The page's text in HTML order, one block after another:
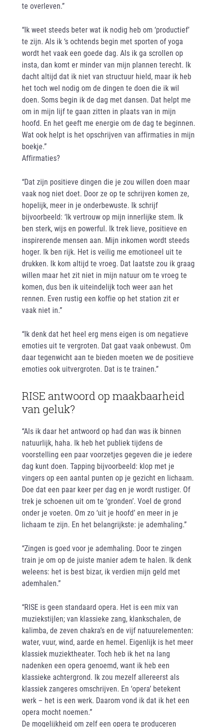
te overleven.”
“Ik weet steeds beter wat ik nodig heb om ‘productief’
te zijn. Als ik ‘s ochtends begin met sporten of yoga
wordt het vaak een goede dag. Als ik ga scrollen op
insta, dan komt er minder van mijn plannen terecht. Ik
dacht altijd dat ik niet van structuur hield, maar ik heb
het toch wel nodig om de dingen te doen die ik wil
doen. Soms begin ik de dag met dansen. Dat helpt me
om in mijn lijf te gaan zitten in plaats van in mijn
hoofd. En het geeft me energie om de dag te beginnen.
Wat ook helpt is het opschrijven van affirmaties in mijn
boekje.”
Affirmaties?
“Dat zijn positieve dingen die je zou willen doen maar
vaak nog niet doet. Door ze op te schrijven komen ze,
hopelijk, meer in je onderbewuste. Ik schrijf
bijvoorbeeld: ‘Ik vertrouw op mijn innerlijke stem. Ik
ben sterk, wijs en powerful. Ik trek lieve, positieve en
inspirerende mensen aan. Mijn inkomen wordt steeds
hoger. Ik ben rijk. Het is veilig me emotioneel uit te
drukken. Ik kom altijd te vroeg. Dat laatste zou ik graag
willen maar het zit niet in mijn natuur om te vroeg te
komen, dus ben ik uiteindelijk toch weer aan het
rennen. Even rustig een koffie op het station zit er
vaak niet in.”
“Ik denk dat het heel erg mens eigen is om negatieve
emoties uit te vergroten. Dat gaat vaak onbewust. Om
daar tegenwicht aan te bieden moeten we de positieve
emoties ook uitvergroten. Dat is te trainen.”
RISE antwoord op maakbaarheid
van geluk?
“Als ik daar het antwoord op had dan was ik binnen
natuurlijk, haha. Ik heb het publiek tijdens de
voorstelling een paar voorzetjes gegeven die je iedere
dag kunt doen. Tapping bijvoorbeeld: klop met je
vingers op een aantal punten op je gezicht en lichaam.
Doe dat een paar keer per dag en je wordt rustiger. Of
trek je schoenen uit om te ‘gronden’. Voel de grond
onder je voeten. Om zo ‘uit je hoofd’ en meer in je
lichaam te zijn. En het belangrijkste: je ademhaling.”
“Zingen is goed voor je ademhaling. Door te zingen
train je om op de juiste manier adem te halen. Ik denk
weleens: het is best bizar, ik verdien mijn geld met
ademhalen.”
“RISE is geen standaard opera. Het is een mix van
muziekstijlen; van klassieke zang, klankschalen, de
kalimba, de zeven chakra’s en de vijf natuurelementen:
water, vuur, wind, aarde en hemel. Eigenlijk is het meer
klassiek muziektheater. Toch heb ik het na lang
nadenken een opera genoemd, want ik heb een
klassieke achtergrond. Ik zou mezelf allereerst als
klassiek zangeres omschrijven. En ‘opera’ betekent
werk – het is een werk. Daarom vond ik dat ik het een
opera mocht noemen.”
De mogelijkheid om zelf een opera te produceren